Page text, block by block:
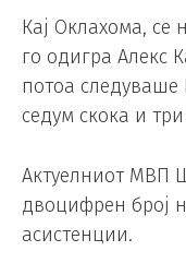
Кај Оклахома, се
го одигра Алекс
потоа следуваше
седум скока и
Актуелниот МВП
двоцифрен број
асистенции.